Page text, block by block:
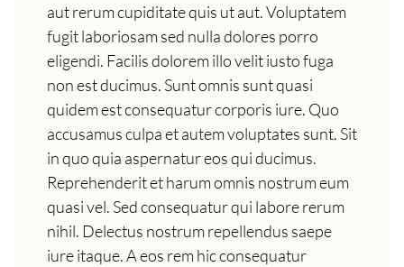
aut rerum cupiditate quis ut aut. Voluptatem
fugit laboriosam sed nulla dolores porro
eligendi. Facilis dolorem illo velit iusto fuga
non est ducimus. Sunt omnis sunt quasi
quidem est consequatur corporis iure. Quo
accusamus culpa et autem voluptates sunt. Sit
in quo quia aspernatur eos qui ducimus.
Reprehenderit et harum omnis nostrum eum
quasi vel. Sed consequatur qui labore rerum
nihil. Delectus nostrum repellendus saepe
iure itaque. A eos rem hic consequatur